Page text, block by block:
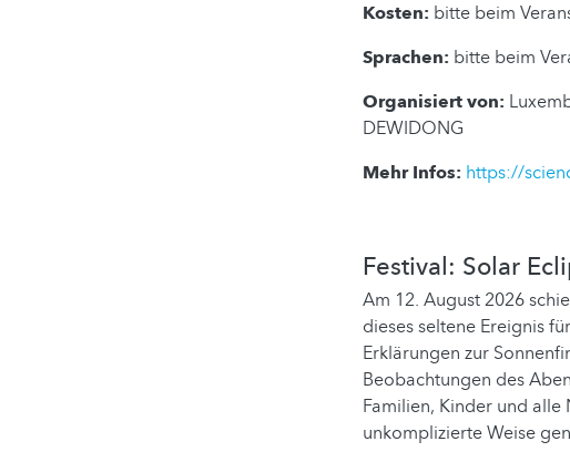
Kosten: bitte beim
Sprachen: bitte beim
Organisiert von:
DEWIDONG
Mehr Infos: https://
Festival: Solar
Am 12. August 2026
dieses seltene Ereignis
Erklärungen zur
Beobachtungen des
Familien, Kinder und
unkomplizierte Weise